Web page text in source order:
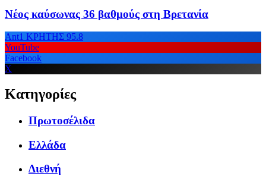
Νέος καύσωνας 36 βαθμούς στη Βρετανία
Ant1 ΚΡΗΤΗΣ 95.8
YouTube
Facebook
X
Κατηγορίες
Πρωτοσέλιδα
Ελλάδα
Διεθνή